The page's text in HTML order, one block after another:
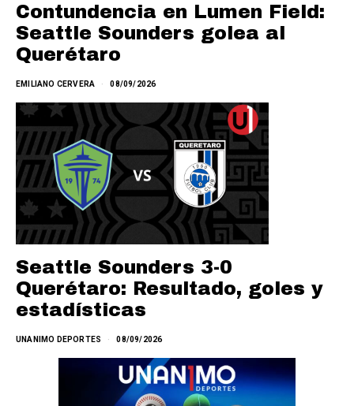
Contundencia en Lumen Field:
Seattle Sounders golea al
Querétaro
EMILIANO CERVERA 08/09/2026
Seattle Sounders 3-0
Querétaro: Resultado, goles y
estadísticas
UNANIMO DEPORTES 08/09/2026